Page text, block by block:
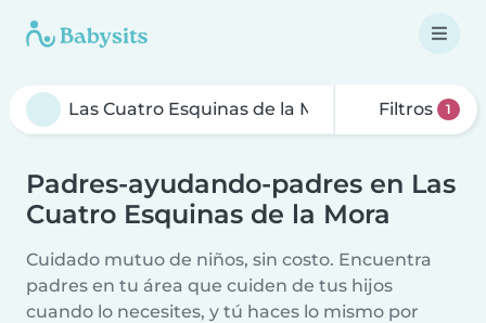
Filtros 1
Padres-ayudando-padres en Las
Cuatro Esquinas de la Mora
Cuidado mutuo de niños, sin costo. Encuentra
padres en tu área que cuiden de tus hijos
cuando lo necesites, y tú haces lo mismo por